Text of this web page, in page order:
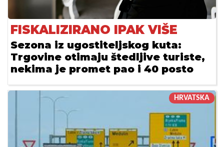
FISKALIZIRANO IPAK VIŠE
Sezona iz ugostiteljskog kuta:
Trgovine otimaju štedljive turiste,
nekima je promet pao i 40 posto
HRVATSKA